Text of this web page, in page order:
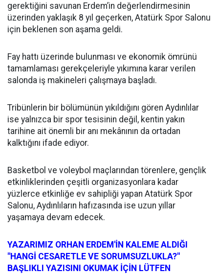
gerektiğini savunan Erdem’in değerlendirmesinin
üzerinden yaklaşık 8 yıl geçerken, Atatürk Spor Salonu
için beklenen son aşama geldi.
Fay hattı üzerinde bulunması ve ekonomik ömrünü
tamamlaması gerekçeleriyle yıkımına karar verilen
salonda iş makineleri çalışmaya başladı.
Tribünlerin bir bölümünün yıkıldığını gören Aydınlılar
ise yalnızca bir spor tesisinin değil, kentin yakın
tarihine ait önemli bir anı mekânının da ortadan
kalktığını ifade ediyor.
Basketbol ve voleybol maçlarından törenlere, gençlik
etkinliklerinden çeşitli organizasyonlara kadar
yüzlerce etkinliğe ev sahipliği yapan Atatürk Spor
Salonu, Aydınlıların hafızasında ise uzun yıllar
yaşamaya devam edecek.
YAZARIMIZ ORHAN ERDEM'İN KALEME ALDIĞI
"HANGİ CESARETLE VE SORUMSUZLUKLA?"
BAŞLIKLI YAZISINI OKUMAK İÇİN LÜTFEN